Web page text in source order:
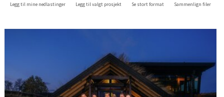
Legg til mine nedlastinger Legg til valgt prosjekt Se stort format Sammenlign filer